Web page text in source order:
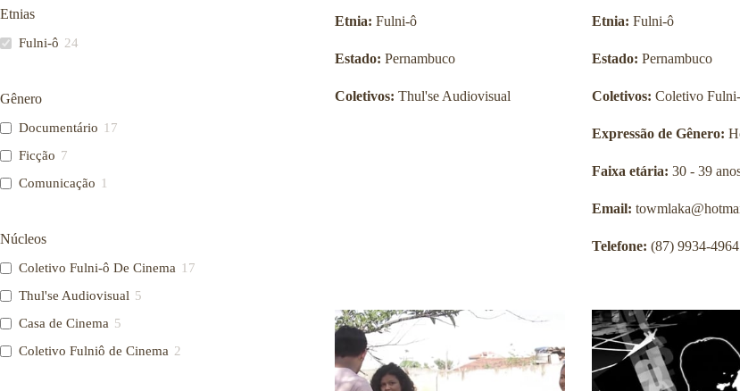
n
l
a
ú
d
e
ú
i
a
e
r
g
i
Etnia: Fulni-ô
Estado: Pernambuco
Coletivos: Thul'se Audiovisual
Etnia:Fulni-ô
Estado:Pernambuco
Coletivos:Coletivo
Expressão de Gênero:
Faixa etária:30 - 39
Email:
Telefone:(87) 9934-4964
Etnias
Fulni-ô 24
Gênero
Documentário 17
Ficção 7
Comunicação 1
Núcleos
Coletivo Fulni-ô De Cinema 17
Thul'se Audiovisual 5
Casa de Cinema 5
Coletivo Fulniô de Cinema 2